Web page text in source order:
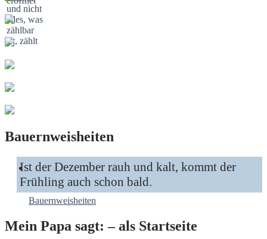
Bauernweisheiten
Ist der Dezember rauh und kalt, kommt der
Frühling auch schon bald.
Bauernweisheiten
Mein Papa sagt: – als Startseite